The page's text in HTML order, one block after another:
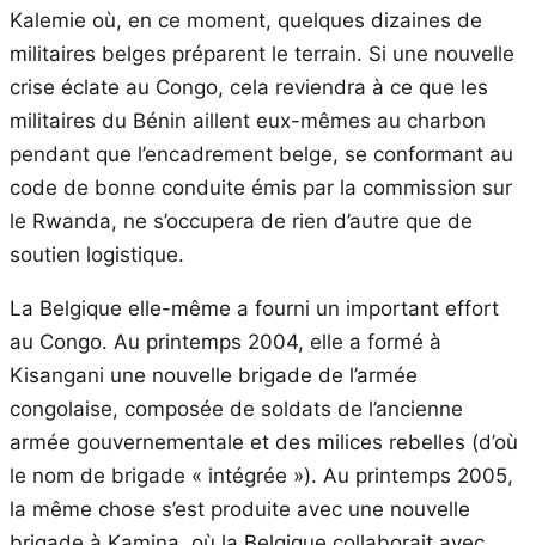
Kalemie où, en ce moment, quelques dizaines de
militaires belges préparent le terrain. Si une nouvelle
crise éclate au Congo, cela reviendra à ce que les
militaires du Bénin aillent eux-mêmes au charbon
pendant que l’encadrement belge, se conformant au
code de bonne conduite émis par la commission sur
le Rwanda, ne s’occupera de rien d’autre que de
soutien logistique.
La Belgique elle-même a fourni un important effort
au Congo. Au printemps 2004, elle a formé à
Kisangani une nouvelle brigade de l’armée
congolaise, composée de soldats de l’ancienne
armée gouvernementale et des milices rebelles (d’où
le nom de brigade « intégrée »). Au printemps 2005,
la même chose s’est produite avec une nouvelle